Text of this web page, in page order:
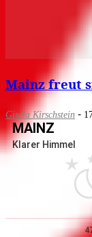
Mainz freut
Gisela Kirschstein -
MAINZ
Klarer Himmel